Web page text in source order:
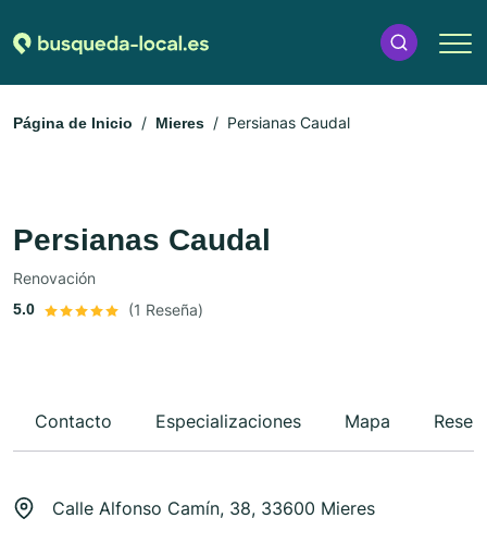
Página de Inicio Mieres Persianas Caudal
Persianas Caudal
Renovación
5.0 (1 Reseña)
Contacto Especializaciones Mapa
Calle Alfonso Camín, 38, 33600 Mieres